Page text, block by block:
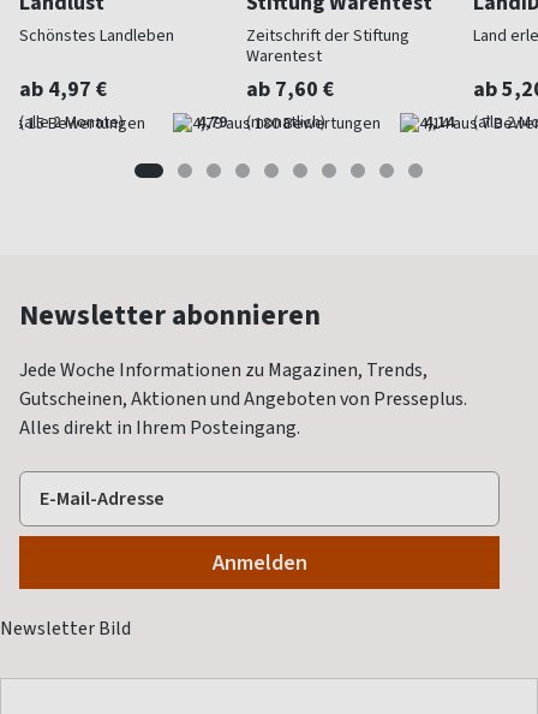
Schönstes Landleben
ab 4,97 €
(alle 2 Monate) 4,79
Zeitschrift der Stiftung
Warentest
ab 7,60 €
(monatlich) 4,14
Land
ab
(alle 2
Newsletter abonnieren
Jede Woche Informationen zu Magazinen, Trends,
Gutscheinen, Aktionen und Angeboten von Presseplus.
Alles direkt in Ihrem Posteingang.